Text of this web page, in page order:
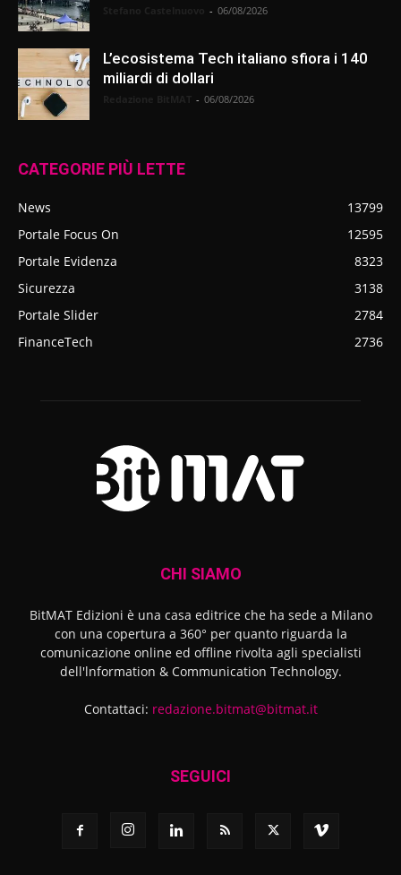
- 06/08/2026
L’ecosistema Tech italiano sfiora i 140
miliardi di dollari
- 06/08/2026
CATEGORIE PIÙ LETTE
News
13799
Portale Focus On
12595
Portale Evidenza
8323
Sicurezza
3138
Portale Slider
2784
FinanceTech
2736
CHI SIAMO
BitMAT Edizioni è una casa editrice che ha sede a Milano
con una copertura a 360° per quanto riguarda la
comunicazione online ed offline rivolta agli specialisti
dell'lnformation & Communication Technology.
Contattaci: redazione.bitmat@bitmat.it
SEGUICI